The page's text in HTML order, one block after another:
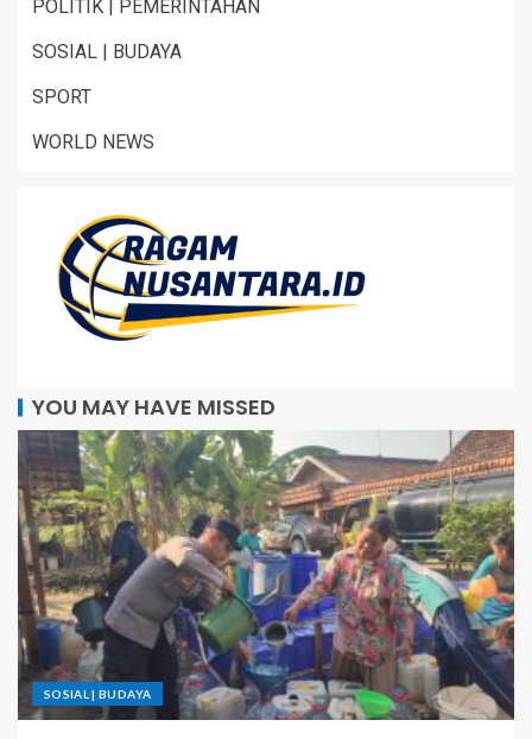
POLITIK | PEMERINTAHAN
SOSIAL | BUDAYA
SPORT
WORLD NEWS
YOU MAY HAVE MISSED
SOSIAL | BUDAYA